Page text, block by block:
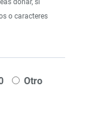
donar, si
o caracteres
Otro